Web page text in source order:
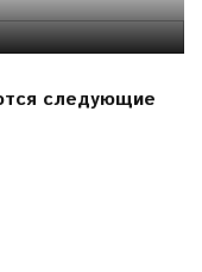
следующие